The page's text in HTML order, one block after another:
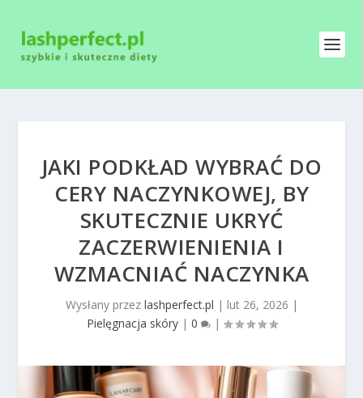
JAKI PODKŁAD WYBRAĆ DO
CERY NACZYNKOWEJ, BY
SKUTECZNIE UKRYĆ
ZACZERWIENIENIA I
WZMACNIAĆ NACZYNKA
Wysłany przez lashperfect.pl | lut 26, 2026 |
Pielęgnacja skóry| 0 |